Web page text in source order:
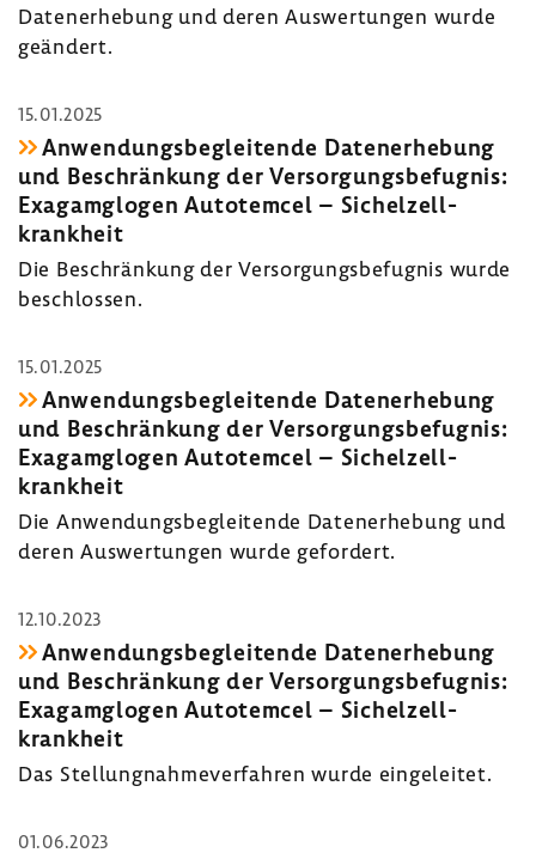
Daten­er­he­bung und deren Auswer­tungen wurde
geän­dert.
15.01.2025
Anwen­dungs­be­glei­tende Daten­er­he­bung
und Beschrän­kung der Versor­gungs­be­fugnis:
Exagam­glogen Auto­temcel – Sichel­zell­
krank­heit
Die Beschrän­kung der Versor­gungs­be­fugnis wurde
beschlossen.
15.01.2025
Anwen­dungs­be­glei­tende Daten­er­he­bung
und Beschrän­kung der Versor­gungs­be­fugnis:
Exagam­glogen Auto­temcel – Sichel­zell­
krank­heit
Die Anwen­dungs­be­glei­tende Daten­er­he­bung und
deren Auswer­tungen wurde gefor­dert.
12.10.2023
Anwen­dungs­be­glei­tende Daten­er­he­bung
und Beschrän­kung der Versor­gungs­be­fugnis:
Exagam­glogen Auto­temcel – Sichel­zell­
krank­heit
Das Stel­lung­nah­me­ver­fahren wurde einge­leitet.
01.06.2023